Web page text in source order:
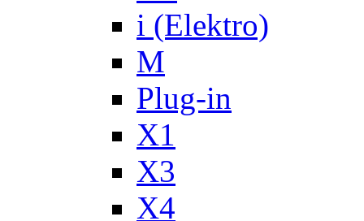
i (Elektro)
M
Plug-in
X1
X3
X4